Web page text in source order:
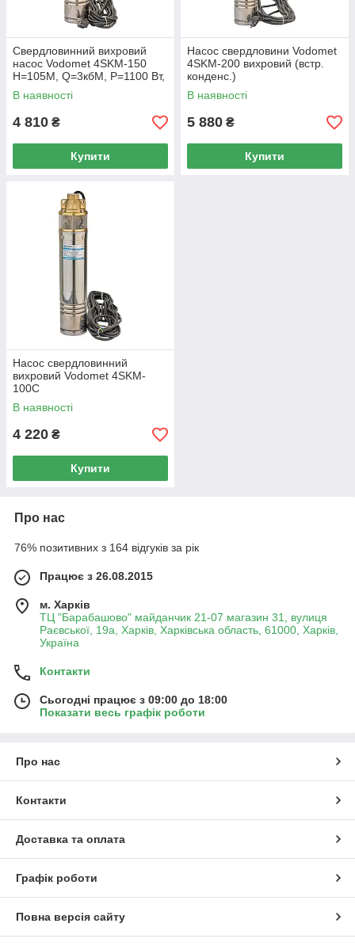
Свердловинний вихровий
насос Vodomet 4SKM-150
Н=105М, Q=3кбМ, P=1100 Вт,
встр. конденс.
В наявності
4 810 ₴
Купити
Насос свердловини Vodomet
4SKM-200 вихровий (встр.
конденс.)
В наявності
5 880 ₴
Купити
Насос свердловинний
вихровий Vodomet 4SKM-
100C
В наявності
4 220 ₴
Купити
Про нас
76% позитивних з 164 відгуків за рік
Працює з 26.08.2015
м. Харків
ТЦ "Барабашово" майданчик 21-07 магазин 31, вулиця
Раєвської, 19а, Харків, Харківська область, 61000, Харків,
Україна
Контакти
Сьогодні працює з 09:00 до 18:00
Показати весь графік роботи
Про нас
Контакти
Доставка та оплата
Графік роботи
Повна версія сайту